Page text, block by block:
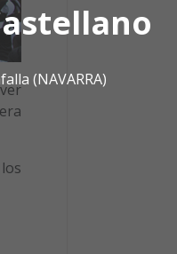
(NAVARRA)